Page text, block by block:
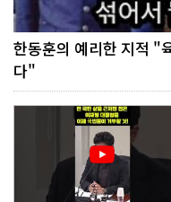
한동훈의 예리한 지적 "
다"